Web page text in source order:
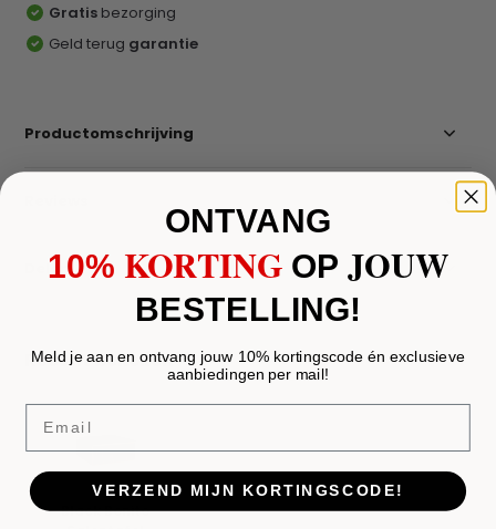
Gratis bezorging
Geld terug garantie
Productomschrijving
Delen
Recent bekeken
Black Bonito
ONTVANG
10% KORTING OPJOUW
BESTELLING!
Meld je aan en ontvang jouw 10% kortingscode én exclusieve
aanbiedingen per mail!
Email
VERZEND MIJN KORTINGSCODE!